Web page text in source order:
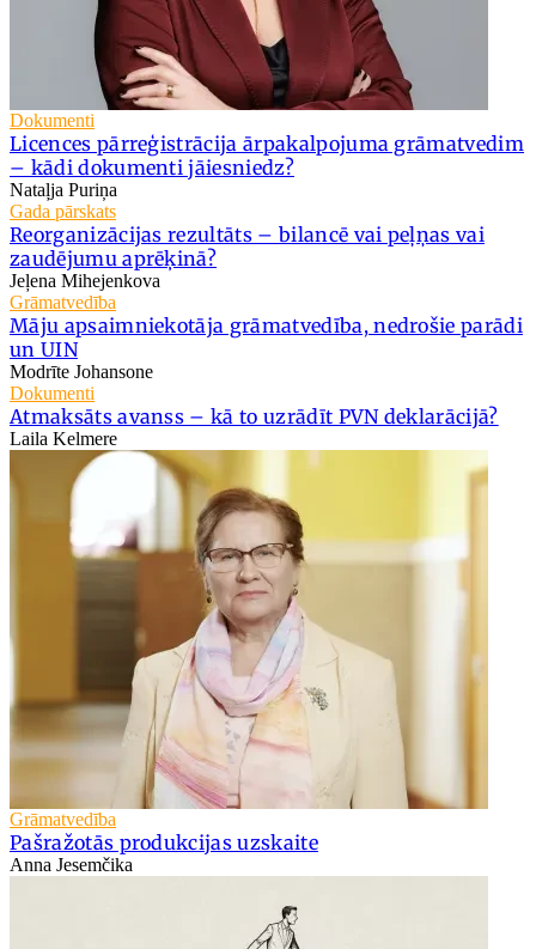
Dokumenti
Licences pārreģistrācija ārpakalpojuma grāmatvedim
– kādi dokumenti jāiesniedz?
Nataļja Puriņa
Gada pārskats
Reorganizācijas rezultāts – bilancē vai peļņas vai
zaudējumu aprēķinā?
Jeļena Mihejenkova
Grāmatvedība
Māju apsaimniekotāja grāmatvedība, nedrošie parādi
un UIN
Modrīte Johansone
Dokumenti
Atmaksāts avanss – kā to uzrādīt PVN deklarācijā?
Laila Kelmere
Grāmatvedība
Pašražotās produkcijas uzskaite
Anna Jesemčika